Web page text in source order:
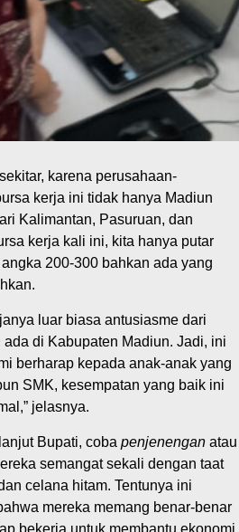
karena perusahaan-
kerja ini tidak hanya Madiun
Kalimantan, Pasuruan, dan
kerja kali ini, kita hanya putar
200-300 bahkan ada yang
luar biasa antusiasme dari
di Kabupaten Madiun. Jadi, ini
berharap kepada anak-anak yang
SMK, kesempatan yang baik ini
jelasnya.
Bupati, coba penjenengan atau
semangat sekali dengan taat
celana hitam. Tentunya ini
mereka memang benar-benar
bekerja untuk membantu ekonomi